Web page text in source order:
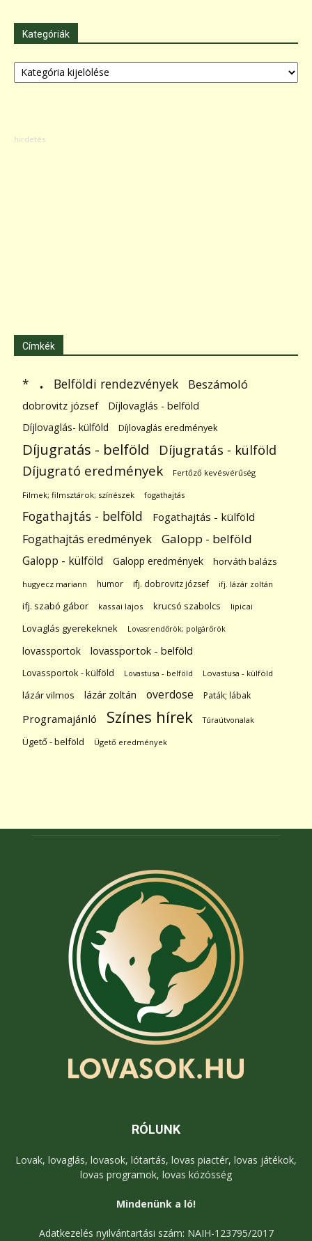
Kategóriák
Kategóriák
Címkék
* . Belföldi rendezvények Beszámoló
dobrovitz józsef
Díjlovaglás - belföld
Díjlovaglás- külföld
Díjlovaglás eredmények
Díjugratás - belföld Díjugratás - külföld
Díjugrató eredmények Fertőző kevésvérűség
Filmek; filmsztárok; színészek fogathajtás
Fogathajtás - belföld Fogathajtás - külföld
Fogathajtás eredmények Galopp - belföld
Galopp - külföld Galopp eredmények horváth balázs
hugyecz mariann humor ifj. dobrovitz józsef ifj. lázár zoltán
ifj. szabó gábor kassai lajos krucsó szabolcs lipicai
Lovaglás gyerekeknek Lovasrendőrök; polgárőrök
lovassportok lovassportok - belföld
Lovassportok - külföld Lovastusa - belföld Lovastusa - külföld
lázár vilmos lázár zoltán overdose Paták; lábak
Programajánló Színes hírek Túraútvonalak
Ügető - belföld Ügető eredmények
RÓLUNK
Lovak, lovaglás, lovasok, lótartás, lovas piactér, lovas játékok,
lovas programok, lovas közösség
Mindenünk a ló!
Adatkezelés nyilvántartási szám: NAIH-123795/2017